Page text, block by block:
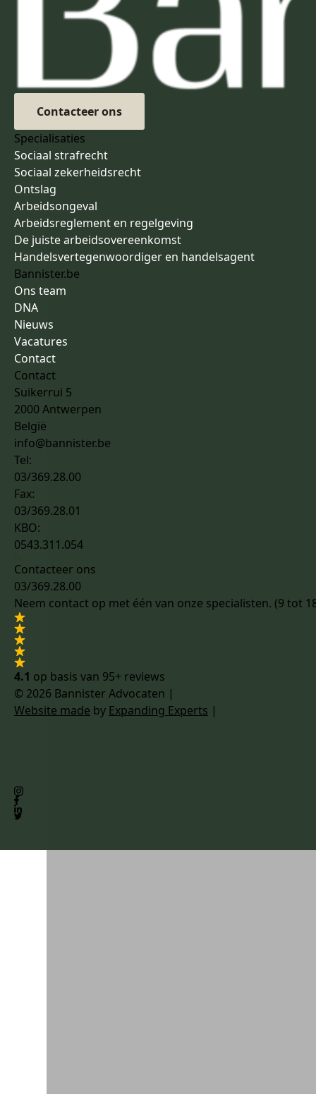
Contacteer ons
Specialisaties
Sociaal strafrecht
Sociaal zekerheidsrecht
Ontslag
Arbeidsongeval
Arbeidsreglement en regelgeving
De juiste arbeidsovereenkomst
Handelsvertegenwoordiger en handelsagent
Bannister.be
Ons team
DNA
Nieuws
Vacatures
Contact
Contact
Suikerrui 5
2000 Antwerpen
België
info@bannister.be
Tel:
03/369.28.00
Fax:
03/369.28.01
KBO:
0543.311.054
Contacteer ons
03/369.28.00
Neem contact op met één van onze specialisten. (9 tot
4.1 op basis van 95+ reviews
© 2026 Bannister Advocaten |
Website made by Expanding Experts |